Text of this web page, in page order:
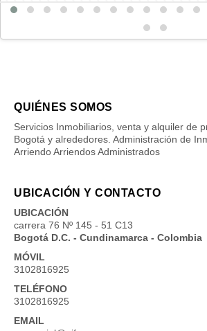
QUIÉNES SOMOS
Servicios Inmobiliarios, venta y alquiler de
Bogotá y alrededores. Administración de
Arriendo Arriendos Administrados
UBICACIÓN Y CONTACTO
UBICACIÓN
carrera 76 Nº 145 - 51 C13
Bogotá D.C. - Cundinamarca - Colombia
MÓVIL
3102816925
TELÉFONO
3102816925